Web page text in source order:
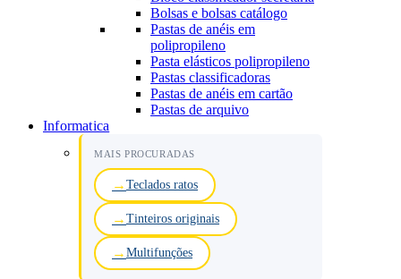
Bolsas e bolsas catálogo
Pastas de anéis em
polipropileno
Pasta elásticos polipropileno
Pastas classificadoras
Pastas de anéis em cartão
Pastas de arquivo
Informatica
MAIS PROCURADAS
Teclados ratos
Tinteiros originais
Multifunções